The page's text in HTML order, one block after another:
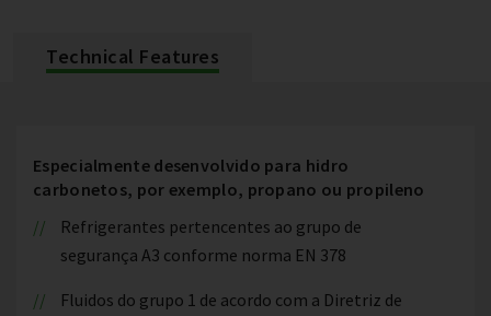
Technical Features
Especialmente desenvolvido para hidro
carbonetos, por exemplo, propano ou propileno
Refrigerantes pertencentes ao grupo de
segurança A3 conforme norma EN 378
Fluidos do grupo 1 de acordo com a Diretriz de